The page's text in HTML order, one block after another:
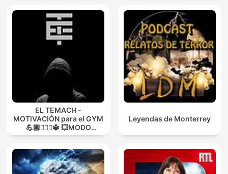
EL TEMACH -
MOTIVACIÓN para el GYM
💪🏼🏋🏻‍♀🔱 💥MODO
GUERRA💥
Leyendas de Monterrey